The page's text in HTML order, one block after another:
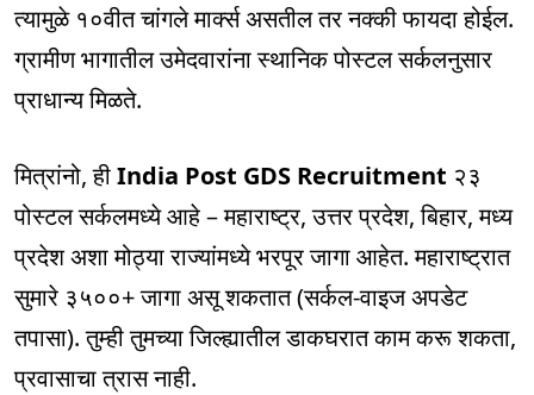
त्यामुळे १०वीत चांगले मार्क्स असतील तर नक्की फायदा होईल.
ग्रामीण भागातील उमेदवारांना स्थानिक पोस्टल सर्कलनुसार
प्राधान्य मिळते.
मित्रांनो, हीIndia Post GDS Recruitment २३
पोस्टल सर्कलमध्ये आहे – महाराष्ट्र, उत्तर प्रदेश, बिहार, मध्य
प्रदेश अशा मोठ्या राज्यांमध्ये भरपूर जागा आहेत. महाराष्ट्रात
सुमारे ३५००+ जागा असू शकतात (सर्कल-वाइज अपडेट
तपासा). तुम्ही तुमच्या जिल्ह्यातील डाकघरात काम करू शकता,
प्रवासाचा त्रास नाही.